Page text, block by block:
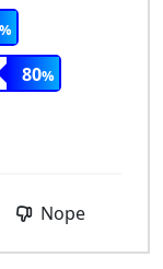
80
Nope